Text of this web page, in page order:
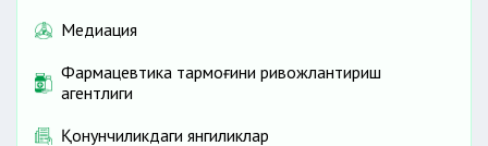
Медиация
Фармацевтика тармоғини ривожлантириш
агентлиги
Қонунчиликдаги янгиликлар